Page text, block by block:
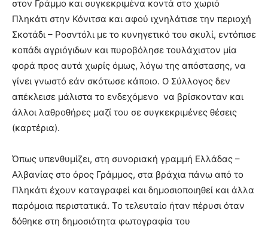
στον Γράμμο και συγκεκριμένα κοντά στο χωριό
Πληκάτι στην Κόνιτσα και αφού ιχνηλάτισε την περιοχή
Σκοτάδι – Ροσντόλι με το κυνηγετικό του σκυλί, εντόπισε
κοπάδι αγριόγιδων και πυροβόλησε τουλάχιστον μία
φορά προς αυτά χωρίς όμως, λόγω της απόστασης, να
γίνει γνωστό εάν σκότωσε κάποιο. Ο Σύλλογος δεν
απέκλεισε μάλιστα το ενδεχόμενο να βρίσκονταν και
άλλοι λαθροθήρες μαζί του σε συγκεκριμένες θέσεις
(καρτέρια).
Όπως υπενθυμίζει, στη συνοριακή γραμμή Ελλάδας –
Αλβανίας στο όρος Γράμμος, στα βράχια πάνω από το
Πληκάτι έχουν καταγραφεί και δημοσιοποιηθεί και άλλα
παρόμοια περιστατικά. Το τελευταίο ήταν πέρυσι όταν
δόθηκε στη δημοσιότητα φωτογραφία του